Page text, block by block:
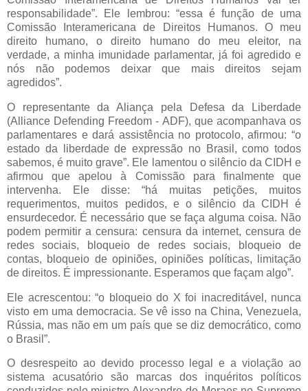
responsabilidade”. Ele lembrou: “essa é função de uma
Comissão Interamericana de Direitos Humanos. O meu
direito humano, o direito humano do meu eleitor, na
verdade, a minha imunidade parlamentar, já foi agredido e
nós não podemos deixar que mais direitos sejam
agredidos”.
O representante da Aliança pela Defesa da Liberdade
(Alliance Defending Freedom - ADF), que acompanhava os
parlamentares e dará assistência no protocolo, afirmou: “o
estado da liberdade de expressão no Brasil, como todos
sabemos, é muito grave”. Ele lamentou o silêncio da CIDH e
afirmou que apelou à Comissão para finalmente que
intervenha. Ele disse: “há muitas petições, muitos
requerimentos, muitos pedidos, e o silêncio da CIDH é
ensurdecedor. É necessário que se faça alguma coisa. Não
podem permitir a censura: censura da internet, censura de
redes sociais, bloqueio de redes sociais, bloqueio de
contas, bloqueio de opiniões, opiniões políticas, limitação
de direitos. É impressionante. Esperamos que façam algo”.
Ele acrescentou: “o bloqueio do X foi inacreditável, nunca
visto em uma democracia. Se vê isso na China, Venezuela,
Rússia, mas não em um país que se diz democrático, como
o Brasil”.
O desrespeito ao devido processo legal e a violação ao
sistema acusatório são marcas dos inquéritos políticos